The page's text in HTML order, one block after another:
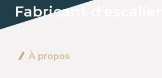
Fabricant d'escaliers
À propos